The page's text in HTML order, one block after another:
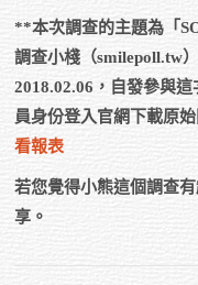
**本次調查的主題為「
調查小棧（smilepoll.tw
2018.02.06，自發參與
員身份登入官網下載原
看報表
若您覺得小熊這個調查
享。